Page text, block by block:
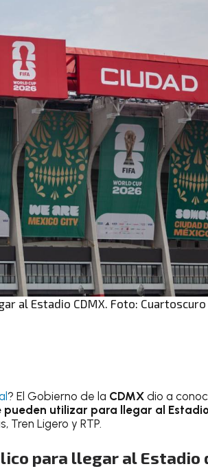
al Estadio CDMX. Foto: Cuartoscuro
? El Gobierno de la CDMX dio a
utilizar para llegar al
Tren Ligero y RTP.
para llegar al Estadio